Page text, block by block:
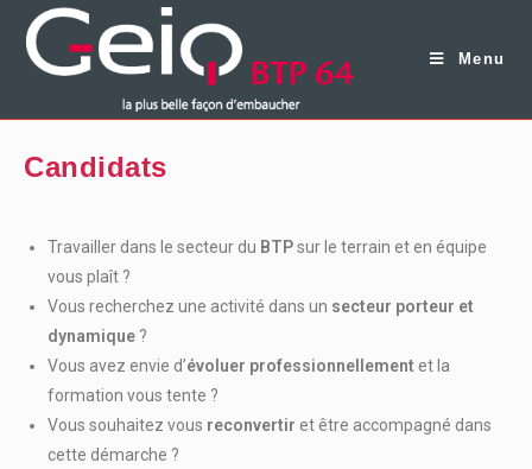
Menu
Candidats
Travailler dans le secteur du BTPsur le terrain et en équipe
vous plaît ?
Vous recherchez une activité dans un secteur porteur et
dynamique ?
Vous avez envie d’évoluer professionnellement et la
formation vous tente ?
Vous souhaitez vous reconvertir et être accompagné dans
cette démarche ?